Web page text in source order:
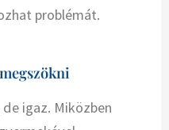
problémát.
igaz. Miközben